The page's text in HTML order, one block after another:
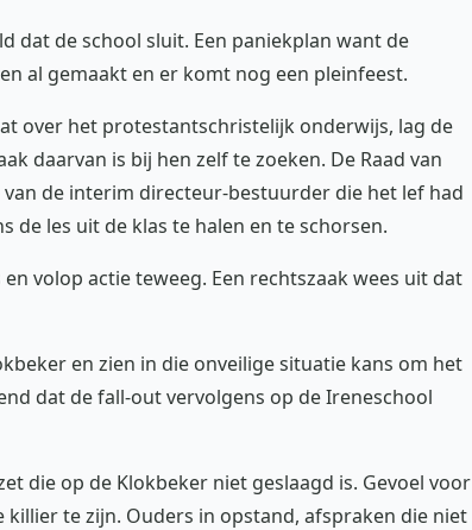
dat de school sluit. Een paniekplan want de
al gemaakt en er komt nog een pleinfeest.
over het protestantschristelijk onderwijs, lag de
daarvan is bij hen zelf te zoeken. De Raad van
de interim directeur-bestuurder die het lef had
de les uit de klas te halen en te schorsen.
volop actie teweeg. Een rechtszaak wees uit dat
en zien in die onveilige situatie kans om het
dat de fall-out vervolgens op de Ireneschool
die op de Klokbeker niet geslaagd is. Gevoel voor
te zijn. Ouders in opstand, afspraken die niet